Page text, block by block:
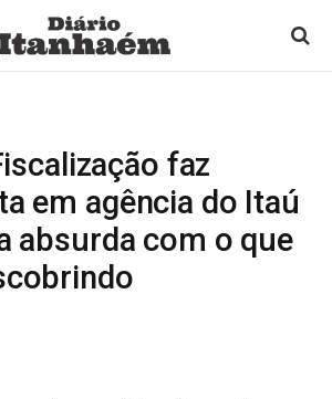
faz
em agência do Itaú
absurda com o que